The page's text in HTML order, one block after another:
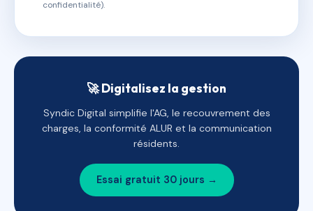
confidentialité).
🚀 Digitalisez la gestion
Syndic Digital simplifie l'AG, le recouvrement des
charges, la conformité ALUR et la communication
résidents.
Essai gratuit 30 jours →